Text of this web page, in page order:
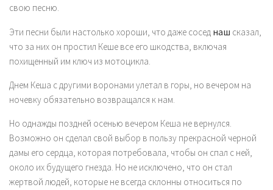
свою песню.
Эти песни были настолько хороши, что даже сосед наш сказал,
что за них он простил Кеше все его шкодства, включая
похищенный им ключ из мотоцикла.
Днем Кеша с другими воронами улетал в горы, но вечером на
ночевку обязательно возвращался к нам.
Но однажды поздней осенью вечером Кеша не вернулся.
Возможно он сделал свой выбор в пользу прекрасной черной
дамы его сердца, которая потребовала, чтобы он спал с ней,
около их будущего гнезда. Но не исключено, что он стал
жертвой людей, которые не всегда склонны относиться по